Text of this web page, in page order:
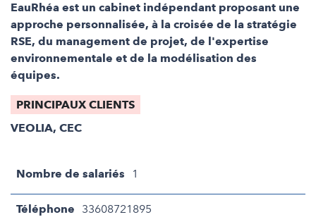
EauRhéa est un cabinet indépendant proposant une
approche personnalisée, à la croisée de la stratégie
RSE, du management de projet, de l'expertise
environnementale et de la modélisation des
équipes.
PRINCIPAUX CLIENTS
VEOLIA, CEC
Nombre de salariés 1
Téléphone 33608721895